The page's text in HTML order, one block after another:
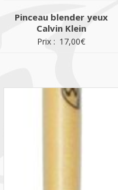
Pinceau blender yeux
Calvin Klein
Prix : 17,00€